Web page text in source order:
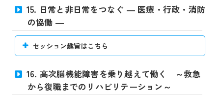
15. 日常と非日常をつなぐ ― 医療・行政・消防
の協働 ―
セッション趣旨はこちら
16. 高次脳機能障害を乗り越えて働く ～救急
から復職までのリハビリテーション～